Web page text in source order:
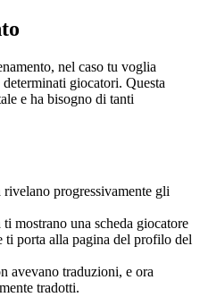
nel caso tu voglia
giocatori. Questa
e ha bisogno di tanti
progressivamente gli
mostrano una scheda giocatore
ti porta alla pagina del profilo del
avevano traduzioni, e ora
tradotti.